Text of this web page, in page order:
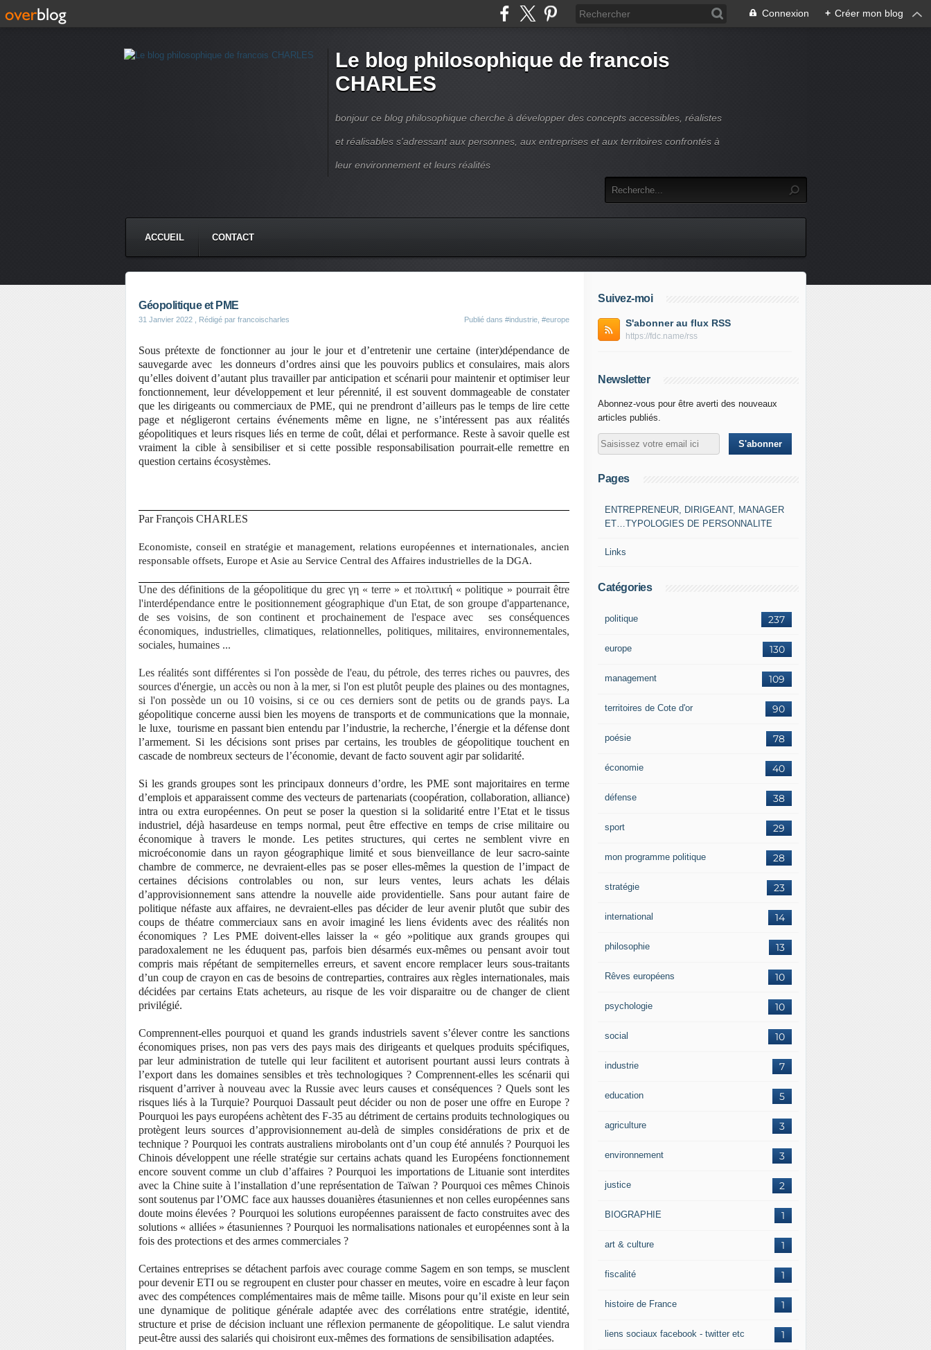
Connexion + Créer mon blog
Le blog philosophique de francois
CHARLES
bonjour ce blog philosophique cherche à développer des concepts accessibles, réalistes
et réalisables s'adressant aux personnes, aux entreprises et aux territoires confrontés à
leur environnement et leurs réalités
ACCUEIL CONTACT
Géopolitique et PME
31 Janvier 2022 , Rédigé par francoischarles Publié dans #industrie #europe
Sous prétexte de fonctionner au jour le jour et d’entretenir une certaine (inter)dépendance de
sauvegarde avec les donneurs d’ordres ainsi que les pouvoirs publics et consulaires, mais alors
qu’elles doivent d’autant plus travailler par anticipation et scénarii pour maintenir et optimiser leur
fonctionnement, leur développement et leur pérennité, il est souvent dommageable de constater
que les dirigeants ou commerciaux de PME, qui ne prendront d’ailleurs pas le temps de lire cette
page et négligeront certains événements même en ligne, ne s’intéressent pas aux réalités
géopolitiques et leurs risques liés en terme de coût, délai et performance. Reste à savoir quelle est
vraiment la cible à sensibiliser et si cette possible responsabilisation pourrait-elle remettre en
question certains écosystèmes.
Par François CHARLES
Economiste, conseil en stratégie et management, relations européennes et internationales, ancien
responsable offsets, Europe et Asie au Service Central des Affaires industrielles de la DGA.
Une des définitions de la géopolitique du grec γη « terre » et πολιτική « politique » pourrait être
l'interdépendance entre le positionnement géographique d'un Etat, de son groupe d'appartenance,
de ses voisins, de son continent et prochainement de l'espace avec ses conséquences
économiques, industrielles, climatiques, relationnelles, politiques, militaires, environnementales,
sociales, humaines ...
Les réalités sont différentes si l'on possède de l'eau, du pétrole, des terres riches ou pauvres, des
sources d'énergie, un accès ou non à la mer, si l'on est plutôt peuple des plaines ou des montagnes,
si l'on possède un ou 10 voisins, si ce ou ces derniers sont de petits ou de grands pays. La
géopolitique concerne aussi bien les moyens de transports et de communications que la monnaie,
le luxe, tourisme en passant bien entendu par l’industrie, la recherche, l’énergie et la défense dont
l’armement. Si les décisions sont prises par certains, les troubles de géopolitique touchent en
cascade de nombreux secteurs de l’économie, devant de facto souvent agir par solidarité.
Si les grands groupes sont les principaux donneurs d’ordre, les PME sont majoritaires en terme
d’emplois et apparaissent comme des vecteurs de partenariats (coopération, collaboration, alliance)
intra ou extra européennes. On peut se poser la question si la solidarité entre l’Etat et le tissus
industriel, déjà hasardeuse en temps normal, peut être effective en temps de crise militaire ou
économique à travers le monde. Les petites structures, qui certes ne semblent vivre en
microéconomie dans un rayon géographique limité et sous bienveillance de leur sacro-sainte
chambre de commerce, ne devraient-elles pas se poser elles-mêmes la question de l’impact de
certaines décisions controlables ou non, sur leurs ventes, leurs achats les délais
d’approvisionnement sans attendre la nouvelle aide providentielle. Sans pour autant faire de
politique néfaste aux affaires, ne devraient-elles pas décider de leur avenir plutôt que subir des
coups de théatre commerciaux sans en avoir imaginé les liens évidents avec des réalités non
économiques ? Les PME doivent-elles laisser la « géo »politique aux grands groupes qui
paradoxalement ne les éduquent pas, parfois bien désarmés eux-mêmes ou pensant avoir tout
compris mais répétant de sempiternelles erreurs, et savent encore remplacer leurs sous-traitants
d’un coup de crayon en cas de besoins de contreparties, contraires aux règles internationales, mais
décidées par certains Etats acheteurs, au risque de les voir disparaitre ou de changer de client
privilégié.
Comprennent-elles pourquoi et quand les grands industriels savent s’élever contre les sanctions
économiques prises, non pas vers des pays mais des dirigeants et quelques produits spécifiques,
par leur administration de tutelle qui leur facilitent et autorisent pourtant aussi leurs contrats à
l’export dans les domaines sensibles et très technologiques ? Comprennent-elles les scénarii qui
risquent d’arriver à nouveau avec la Russie avec leurs causes et conséquences ? Quels sont les
risques liés à la Turquie? Pourquoi Dassault peut décider ou non de poser une offre en Europe ?
Pourquoi les pays européens achètent des F-35 au détriment de certains produits technologiques ou
protègent leurs sources d’approvisionnement au-delà de simples considérations de prix et de
technique ? Pourquoi les contrats australiens mirobolants ont d’un coup été annulés ? Pourquoi les
Chinois développent une réelle stratégie sur certains achats quand les Européens fonctionnement
encore souvent comme un club d’affaires ? Pourquoi les importations de Lituanie sont interdites
avec la Chine suite à l’installation d’une représentation de Taïwan ? Pourquoi ces mêmes Chinois
sont soutenus par l’OMC face aux hausses douanières étasuniennes et non celles européennes sans
doute moins élevées ? Pourquoi les solutions européennes paraissent de facto construites avec des
solutions « alliées » étasuniennes ? Pourquoi les normalisations nationales et européennes sont à la
fois des protections et des armes commerciales ?
Certaines entreprises se détachent parfois avec courage comme Sagem en son temps, se musclent
pour devenir ETI ou se regroupent en cluster pour chasser en meutes, voire en escadre à leur façon
avec des compétences complémentaires mais de même taille. Misons pour qu’il existe en leur sein
une dynamique de politique générale adaptée avec des corrélations entre stratégie, identité,
structure et prise de décision incluant une réflexion permanente de géopolitique. Le salut viendra
peut-être aussi des salariés qui choisiront eux-mêmes des formations de sensibilisation adaptées.
Suivez-moi
S'abonner au flux RSS
https://fdc.name/rss
Newsletter
Abonnez-vous pour être averti des nouveaux
articles publiés.
Pages
ENTREPRENEUR, DIRIGEANT, MANAGER
ET…TYPOLOGIES DE PERSONNALITE
Links
Catégories
237
politique
130
europe
109
management
90
territoires de Cote d'or
78
poésie
40
économie
38
défense
29
sport
28
mon programme politique
23
stratégie
14
international
13
philosophie
10
Rêves européens
10
psychologie
10
social
7
industrie
5
education
3
agriculture
3
environnement
2
justice
1
BIOGRAPHIE
1
art & culture
1
fiscalité
1
histoire de France
1
liens sociaux facebook - twitter etc